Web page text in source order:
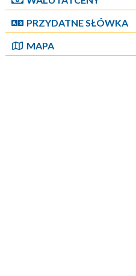
PRZYDATNE SŁÓWKA
MAPA